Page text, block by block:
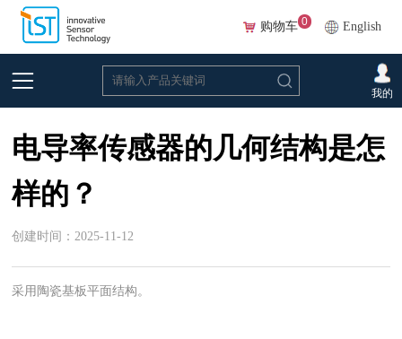
English
购物车 0
我的
首页 >电导率
电导率传感器的几何结构是怎
样的？
创建时间：2025-11-12
采用陶瓷基板平面结构。